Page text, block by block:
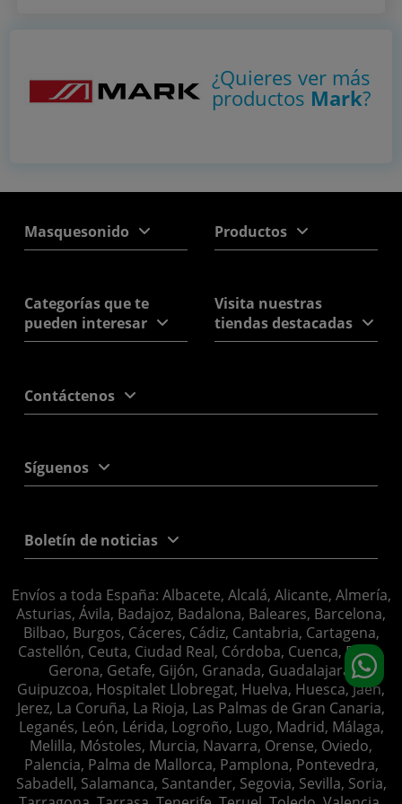
¿Quieres ver más
productos Mark?
Masquesonido Productos
Categorías que te
pueden interesar
Visita nuestras
tiendas destacadas
Contáctenos
Síguenos
Boletín de noticias
Envíos a toda España: Albacete, Alcalá, Alicante, Almería,
Asturias, Ávila, Badajoz, Badalona, Baleares, Barcelona,
Bilbao, Burgos, Cáceres, Cádiz, Cantabria, Cartagena,
Castellón, Ceuta, Ciudad Real, Córdoba, Cuenca, Elche,
Gerona, Getafe, Gijón, Granada, Guadalajara,
Guipuzcoa, Hospitalet Llobregat, Huelva, Huesca, Jaén,
Jerez, La Coruña, La Rioja, Las Palmas de Gran Canaria,
Leganés, León, Lérida, Logroño, Lugo, Madrid, Málaga,
Melilla, Móstoles, Murcia, Navarra, Orense, Oviedo,
Palencia, Palma de Mallorca, Pamplona, Pontevedra,
Sabadell, Salamanca, Santander, Segovia, Sevilla, Soria,